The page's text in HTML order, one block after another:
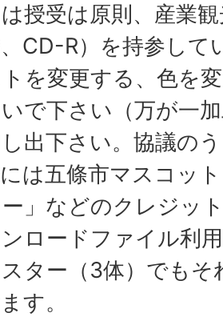
授受は原則、産業
、CD-R）を持参し
を変更する、色を
で下さい（万が一
出下さい。協議の
は五條市マスコッ
」などのクレジッ
ンロードファイル利
ター（3体）でも
す。